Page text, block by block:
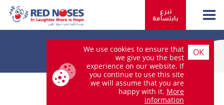
تبرع
بابتسامة
We use cookies to ensure that
we give you the best
experience on our website. If
you continue to use this site
we will assume that you are
happy with it. More
information
OK